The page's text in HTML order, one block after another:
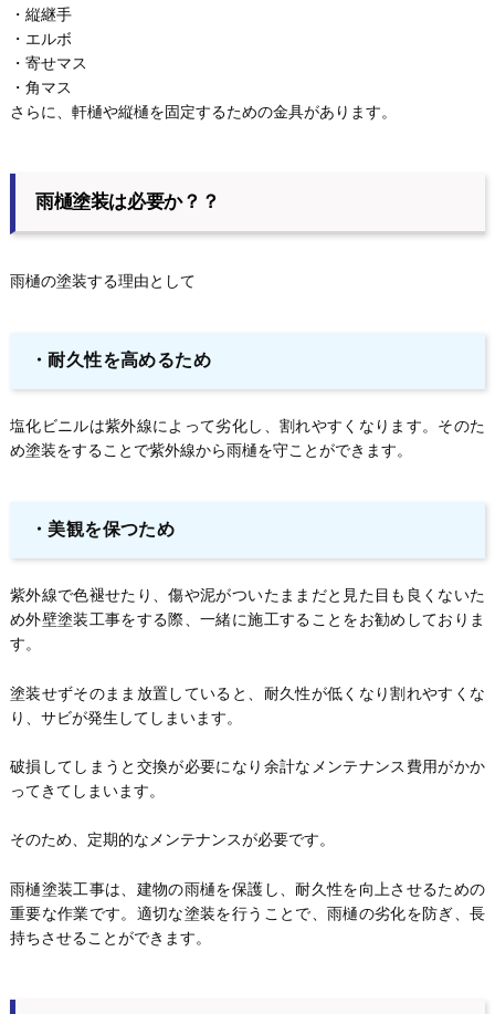
・縦継手
・エルボ
・寄せマス
・角マス
さらに、軒樋や縦樋を固定するための金具があります。
雨樋塗装は必要か？？
雨樋の塗装する理由として
・耐久性を高めるため
塩化ビニルは紫外線によって劣化し、割れやすくなります。そのた
め塗装をすることで紫外線から雨樋を守ことができます。
・美観を保つため
紫外線で色褪せたり、傷や泥がついたままだと見た目も良くないた
め外壁塗装工事をする際、一緒に施工することをお勧めしておりま
す。
塗装せずそのまま放置していると、耐久性が低くなり割れやすくな
り、サビが発生してしまいます。
破損してしまうと交換が必要になり余計なメンテナンス費用がかか
ってきてしまいます。
そのため、定期的なメンテナンスが必要です。
雨樋塗装工事は、建物の雨樋を保護し、耐久性を向上させるための
重要な作業です。適切な塗装を行うことで、雨樋の劣化を防ぎ、長
持ちさせることができます。